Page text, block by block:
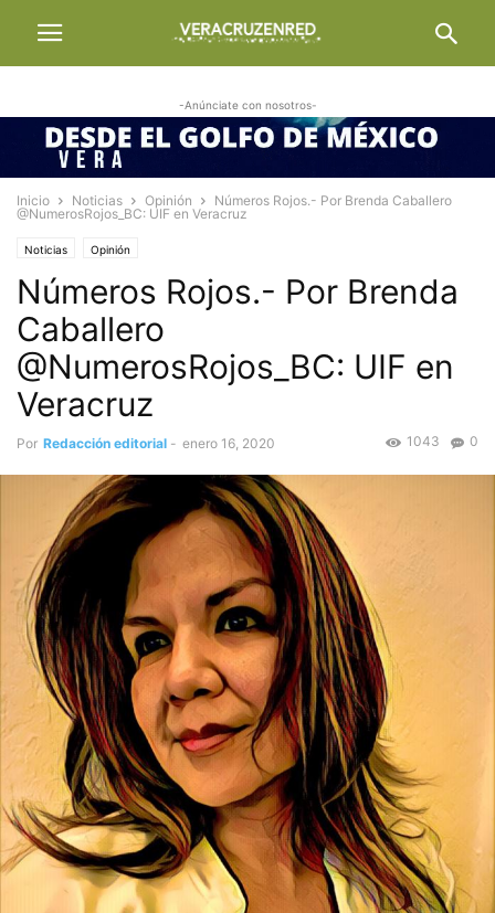
-Anúnciate con nosotros-
Inicio Noticias Opinión
Números Rojos.- Por Brenda Caballero
@NumerosRojos_BC: UIF en Veracruz
Noticias Opinión
Números Rojos.- Por Brenda
Caballero
@NumerosRojos_BC: UIF en
Veracruz
Por Redacción editorial - enero 16, 2020 0
1043